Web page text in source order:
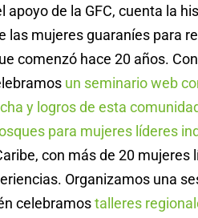
apoyo de la GFC, cuenta la
las mujeres guaraníes para
comenzó hace 20 años.
un seminario web
y logros de esta
para mujeres líderes
con más de 20 mujeres
Organizamos una
celebramostalleres